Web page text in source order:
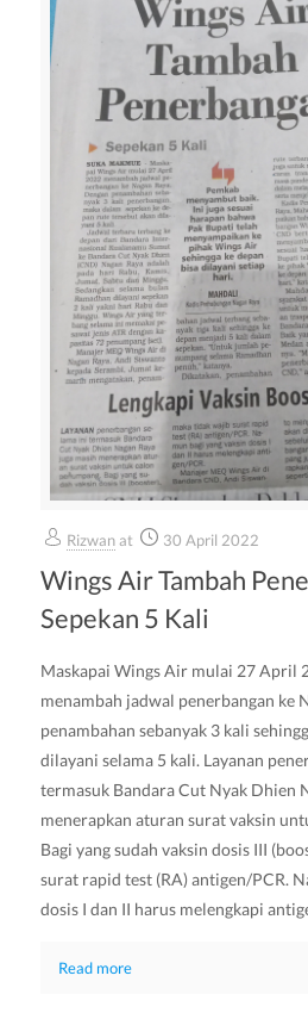
Rizwan at 30 April 2022
Wings Air Tambah
Sepekan 5 Kali
Maskapai Wings Air mulai 27 April
menambah jadwal penerbangan ke
penambahan sebanyak 3 kali
dilayani selama 5 kali. Layanan
termasuk Bandara Cut Nyak Dhien
menerapkan aturan surat vaksin
Bagi yang sudah vaksin dosis III
surat rapid test (RA) antigen/PCR.
dosis I dan II harus melengkapi
Read more